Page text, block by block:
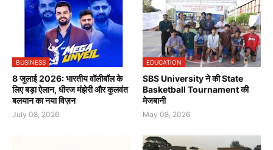
BUSINESS
8 जुलाई 2026: भारतीय वॉलीबॉल के
लिए बड़ा ऐलान, धीरज मंझेरी और कुलवंत
बलयान का नया विज़न
July 08, 2026
EDUCATION
SBS University ने की State
Basketball Tournament की
मेजबानी
May 08, 2026